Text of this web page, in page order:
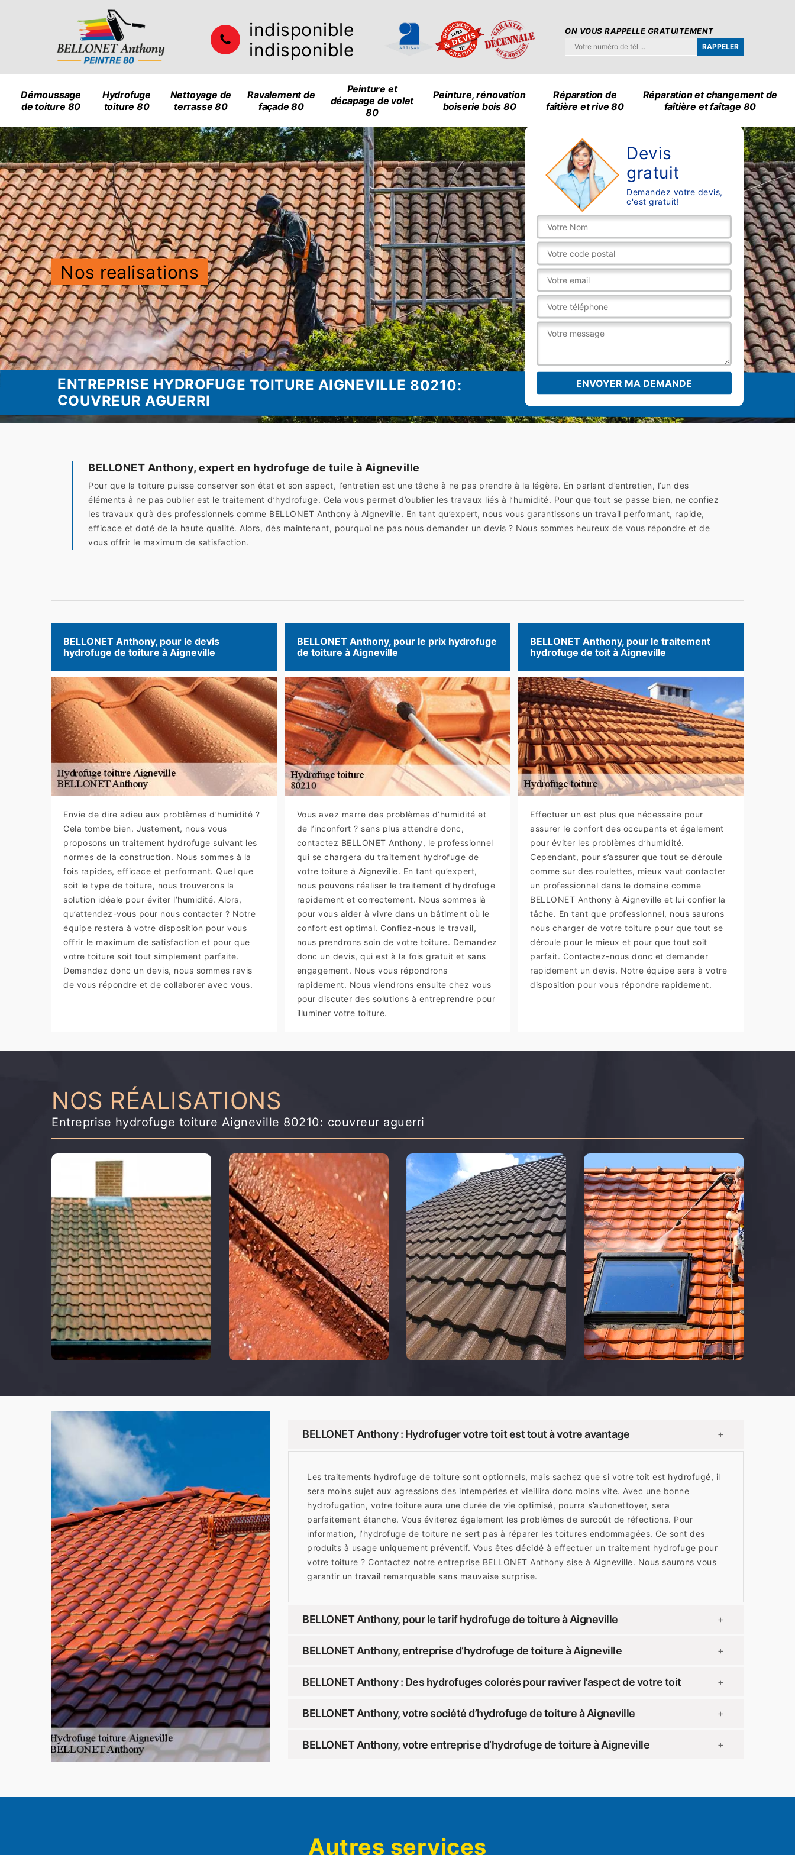
indisponible
indisponible
ON VOUS RAPPELLE GRATUITEMENT
Démoussage
de toiture 80
Hydrofuge
toiture 80
Nettoyage de
terrasse 80
Ravalement de
façade 80
Peinture et
décapage de volet
80
Peinture, rénovation
boiserie bois 80
Réparation de
faîtière et rive 80
Réparation et changement de
faîtière et faîtage 80
Nos realisations
Devis
gratuit
Demandez votre devis,
c'est gratuit!
ENTREPRISE HYDROFUGE TOITURE AIGNEVILLE 80210:
COUVREUR AGUERRI
BELLONET Anthony, expert en hydrofuge de tuile à Aigneville
Pour que la toiture puisse conserver son état et son aspect, l’entretien est une tâche à ne pas prendre à la légère. En parlant d’entretien, l’un des
éléments à ne pas oublier est le traitement d’hydrofuge. Cela vous permet d’oublier les travaux liés à l’humidité. Pour que tout se passe bien, ne confiez
les travaux qu’à des professionnels comme BELLONET Anthony à Aigneville. En tant qu’expert, nous vous garantissons un travail performant, rapide,
efficace et doté de la haute qualité. Alors, dès maintenant, pourquoi ne pas nous demander un devis ? Nous sommes heureux de vous répondre et de
vous offrir le maximum de satisfaction.
BELLONET Anthony, pour le devis
hydrofuge de toiture à Aigneville
Envie de dire adieu aux problèmes d’humidité ?
Cela tombe bien. Justement, nous vous
proposons un traitement hydrofuge suivant les
normes de la construction. Nous sommes à la
fois rapides, efficace et performant. Quel que
soit le type de toiture, nous trouverons la
solution idéale pour éviter l’humidité. Alors,
qu’attendez-vous pour nous contacter ? Notre
équipe restera à votre disposition pour vous
offrir le maximum de satisfaction et pour que
votre toiture soit tout simplement parfaite.
Demandez donc un devis, nous sommes ravis
de vous répondre et de collaborer avec vous.
BELLONET Anthony, pour le prix hydrofuge
de toiture à Aigneville
Vous avez marre des problèmes d’humidité et
de l’inconfort ? sans plus attendre donc,
contactez BELLONET Anthony, le professionnel
qui se chargera du traitement hydrofuge de
votre toiture à Aigneville. En tant qu’expert,
nous pouvons réaliser le traitement d’hydrofuge
rapidement et correctement. Nous sommes là
pour vous aider à vivre dans un bâtiment où le
confort est optimal. Confiez-nous le travail,
nous prendrons soin de votre toiture. Demandez
donc un devis, qui est à la fois gratuit et sans
engagement. Nous vous répondrons
rapidement. Nous viendrons ensuite chez vous
pour discuter des solutions à entreprendre pour
illuminer votre toiture.
BELLONET Anthony, pour le traitement
hydrofuge de toit à Aigneville
Effectuer un est plus que nécessaire pour
assurer le confort des occupants et également
pour éviter les problèmes d’humidité.
Cependant, pour s’assurer que tout se déroule
comme sur des roulettes, mieux vaut contacter
un professionnel dans le domaine comme
BELLONET Anthony à Aigneville et lui confier la
tâche. En tant que professionnel, nous saurons
nous charger de votre toiture pour que tout se
déroule pour le mieux et pour que tout soit
parfait. Contactez-nous donc et demander
rapidement un devis. Notre équipe sera à votre
disposition pour vous répondre rapidement.
NOS RÉALISATIONS
Entreprise hydrofuge toiture Aigneville 80210: couvreur aguerri
BELLONET Anthony : Hydrofuger votre toit est tout à votre avantage +
Les traitements hydrofuge de toiture sont optionnels, mais sachez que si votre toit est hydrofugé, il
sera moins sujet aux agressions des intempéries et vieillira donc moins vite. Avec une bonne
hydrofugation, votre toiture aura une durée de vie optimisé, pourra s’autonettoyer, sera
parfaitement étanche. Vous éviterez également les problèmes de surcoût de réfections. Pour
information, l’hydrofuge de toiture ne sert pas à réparer les toitures endommagées. Ce sont des
produits à usage uniquement préventif. Vous êtes décidé à effectuer un traitement hydrofuge pour
votre toiture ? Contactez notre entreprise BELLONET Anthony sise à Aigneville. Nous saurons vous
garantir un travail remarquable sans mauvaise surprise.
BELLONET Anthony, pour le tarif hydrofuge de toiture à Aigneville +
BELLONET Anthony, entreprise d’hydrofuge de toiture à Aigneville +
BELLONET Anthony : Des hydrofuges colorés pour raviver l’aspect de votre toit +
BELLONET Anthony, votre société d’hydrofuge de toiture à Aigneville +
BELLONET Anthony, votre entreprise d’hydrofuge de toiture à Aigneville +
Autres services